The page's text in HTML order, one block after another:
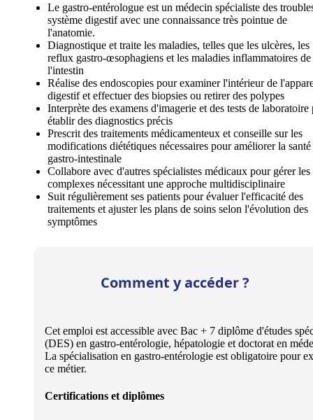
Le gastro-entérologue est un médecin spécialiste des
système digestif avec une connaissance très pointue de
l'anatomie.
Diagnostique et traite les maladies, telles que les ulcères, les
reflux gastro-œsophagiens et les maladies inflammatoires de
l'intestin
Réalise des endoscopies pour examiner l'intérieur de
digestif et effectuer des biopsies ou retirer des polypes
Interprète des examens d'imagerie et des tests de laboratoire
établir des diagnostics précis
Prescrit des traitements médicamenteux et conseille sur les
modifications diététiques nécessaires pour améliorer la santé
gastro-intestinale
Collabore avec d'autres spécialistes médicaux pour gérer les
complexes nécessitant une approche multidisciplinaire
Suit régulièrement ses patients pour évaluer l'efficacité des
traitements et ajuster les plans de soins selon l'évolution des
symptômes
Comment y accéder ?
Cet emploi est accessible avec Bac + 7 diplôme d'études
(DES) en gastro-entérologie, hépatologie et doctorat en
La spécialisation en gastro-entérologie est obligatoire pour
ce métier.
Certifications et diplômes